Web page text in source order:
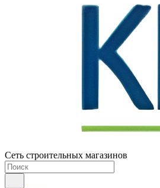
Сеть строительных магазинов